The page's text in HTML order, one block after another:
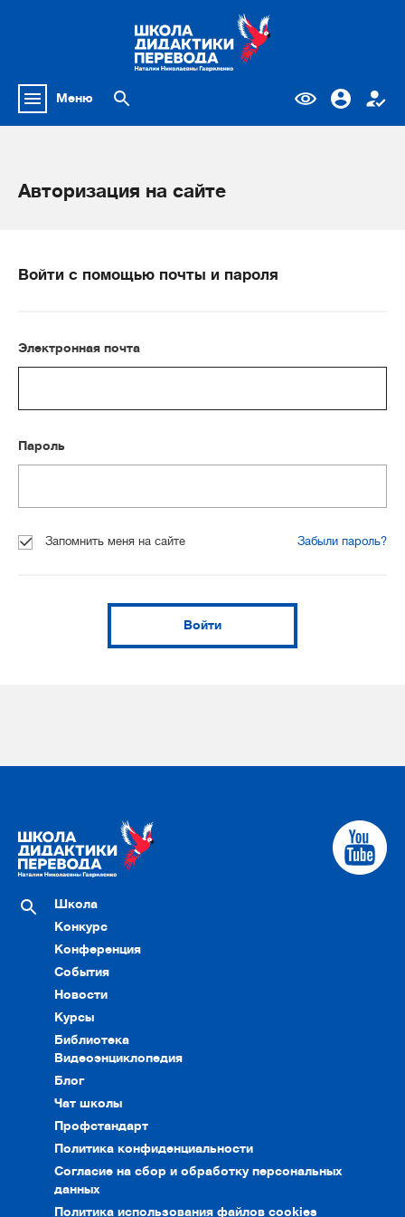
Меню
Авторизация на сайте
Войти с помощью почты и пароля
Электронная почта
Пароль
Запомнить меня на сайте Забыли пароль?
Войти
Школа
Конкурс
Конференция
События
Новости
Курсы
Библиотека
Видеоэнциклопедия
Блог
Чат школы
Профстандарт
Политика конфиденциальности
Согласие на сбор и обработку персональных
данных
Политика использования файлов cookies